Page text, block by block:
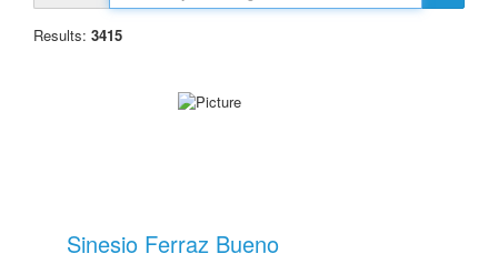
Results: 3415
Sinesio Ferraz Bueno